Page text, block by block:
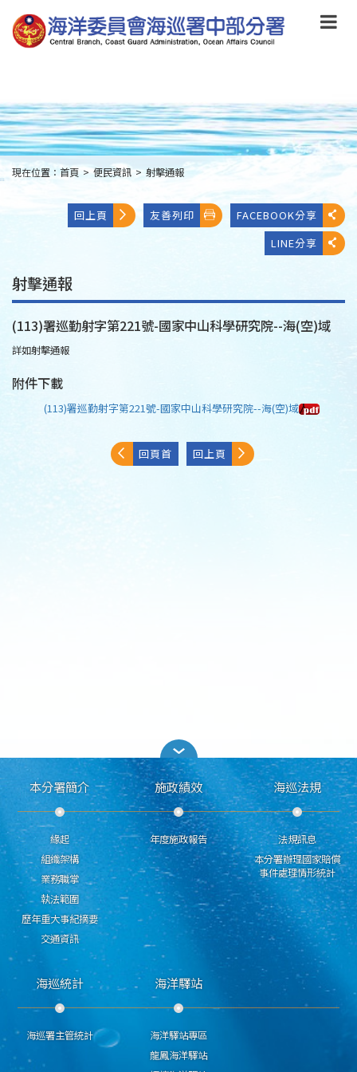
到
主
要
to
main
content
:::
現在位置： 首頁 > 便民資訊 > 射擊通報
回上頁 友善列印
FACEBOOK分享
LINE分享
射擊通報
(113)署巡勤射字第221號-國家中山科學研究院--海(空)域
詳如射擊通報
附件下載
(113)署巡勤射字第221號-國家中山科學研究院--海(空)域
回頁首 回上頁
本分署簡介
緣起
組織架構
業務職掌
執法範圍
歷年重大事紀摘要
交通資訊
施政績效
年度施政報告
海巡法規
法規訊息
本分署辦理國家賠償
事件處理情形統計
海巡統計
海巡署主管統計
海洋驛站
海洋驛站專區
龍鳳海洋驛站